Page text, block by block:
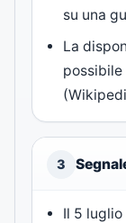
su una
La
(
3
Il 5 luglio